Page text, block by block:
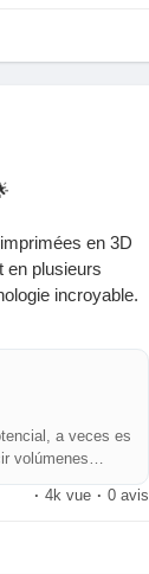
:
3d-150420252/
en 3D
en plusieurs
incroyable.
matériaux,
seulement une
le défi et à
3d-230620252/
a veces es
volúmenes
· 4k vue · 0 avis